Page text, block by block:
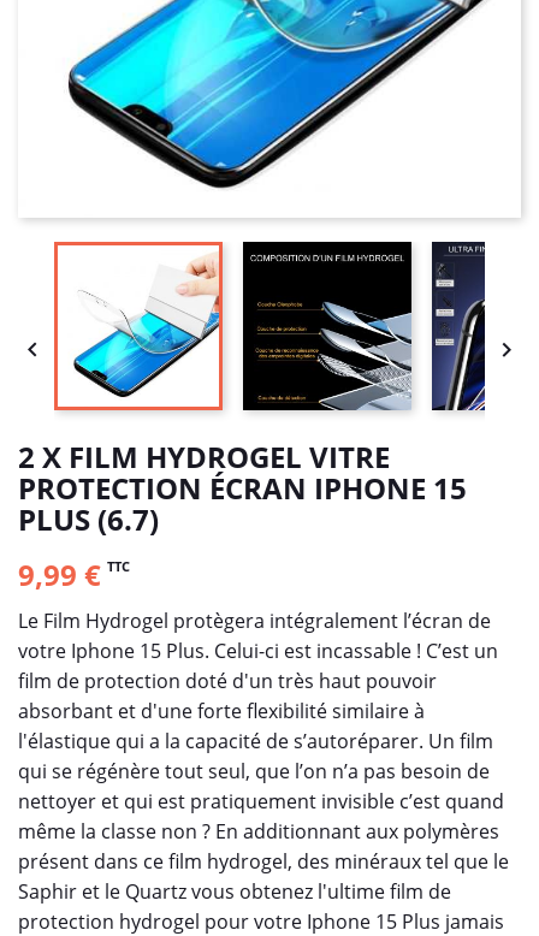
 
2 X FILM HYDROGEL VITRE
PROTECTION ÉCRAN IPHONE 15
PLUS (6.7)
9,99 € TTC
Le Film Hydrogel protègera intégralement l’écran de
votre Iphone 15 Plus. Celui-ci est incassable ! C’est un
film de protection doté d'un très haut pouvoir
absorbant et d'une forte flexibilité similaire à
l'élastique qui a la capacité de s’autoréparer. Un film
qui se régénère tout seul, que l’on n’a pas besoin de
nettoyer et qui est pratiquement invisible c’est quand
même la classe non ? En additionnant aux polymères
présent dans ce film hydrogel, des minéraux tel que le
Saphir et le Quartz vous obtenez l'ultime film de
protection hydrogel pour votre Iphone 15 Plus jamais